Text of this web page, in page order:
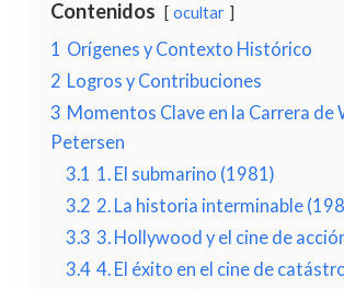
Contenidos ocultar
1 Orígenes y Contexto Histórico
2 Logros y Contribuciones
3 Momentos Clave en la Carrera de
Petersen
3.1 1. El submarino (1981)
3.2 2. La historia interminable
3.3 3. Hollywood y el cine de
3.4 4. El éxito en el cine de